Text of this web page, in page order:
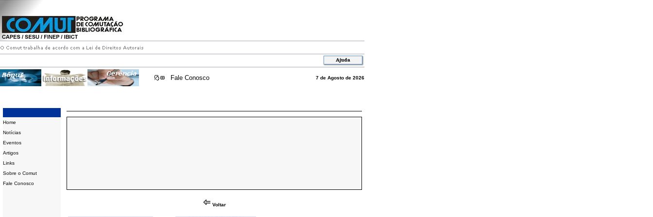
Fale Conosco 7 de Agosto de 2026
Home
Notícias
Eventos
Artigos
Links
Sobre o Comut
Fale Conosco
Voltar